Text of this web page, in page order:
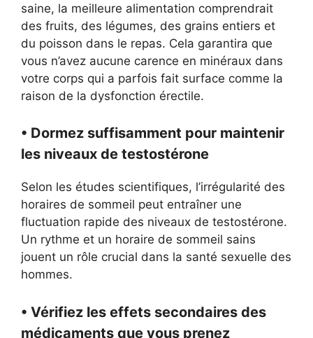
saine, la meilleure alimentation comprendrait
des fruits, des légumes, des grains entiers et
du poisson dans le repas. Cela garantira que
vous n’avez aucune carence en minéraux dans
votre corps qui a parfois fait surface comme la
raison de la dysfonction érectile.
• Dormez suffisamment pour maintenir
les niveaux de testostérone
Selon les études scientifiques, l’irrégularité des
horaires de sommeil peut entraîner une
fluctuation rapide des niveaux de testostérone.
Un rythme et un horaire de sommeil sains
jouent un rôle crucial dans la santé sexuelle des
hommes.
• Vérifiez les effets secondaires des
médicaments que vous prenez